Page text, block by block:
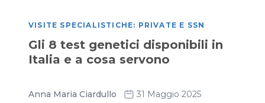
VISITE SPECIALISTICHE: PRIVATE E SSN
Gli 8 test genetici disponibili in
Italia e a cosa servono
Anna Maria Ciardullo 31 Maggio 2025